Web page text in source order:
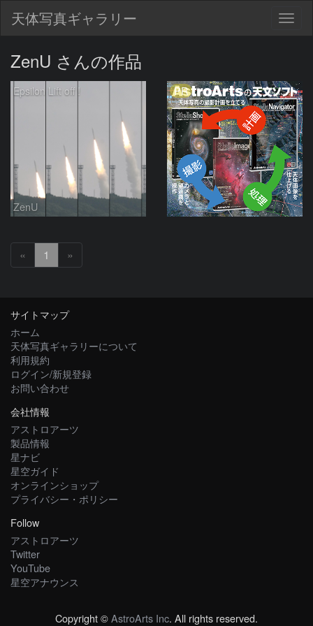
天体写真ギャラリー
ZenU さんの作品
Epsilon Lift off !
ZenU
PR
« 1 »
サイトマップ
ホーム
天体写真ギャラリーについて
利用規約
ログイン/新規登録
お問い合わせ
会社情報
アストロアーツ
製品情報
星ナビ
星空ガイド
オンラインショップ
プライバシー・ポリシー
Follow
アストロアーツ
Twitter
YouTube
星空アナウンス
Copyright ©AstroArts Inc. All rights reserved.